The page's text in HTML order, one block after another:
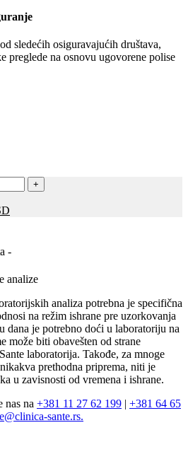
sledećih osiguravajućih društava,
preglede na osnovu ugovorene polise
+
-
analize
analiza potrebna je specifična
na režim ishrane pre uzorkovanja
dana je potrebno doći u laboratoriju na
može biti obavešten od strane
laboratorija. Takođe, za mnoge
prethodna priprema, niti je
u zavisnosti od vremena i ishrane.
nas na +381 11 27 62 199 | +381 64 65
sante.rs.